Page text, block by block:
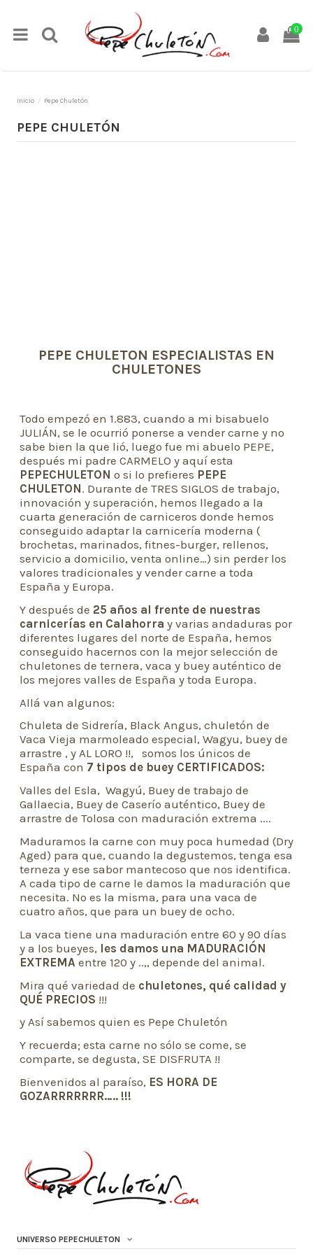
0
Inicio Pepe Chuletón
PEPE CHULETÓN
PEPE CHULETON ESPECIALISTAS EN
CHULETONES
Todo empezó en 1.883, cuando a mi bisabuelo
JULIÁN, se le ocurrió ponerse a vender carne y no
sabe bien la que lió, luego fue mi abuelo PEPE,
después mi padre CARMELO y aquí esta
PEPECHULETON o si lo prefieres PEPE
CHULETON. Durante de TRES SIGLOS de trabajo,
innovación y superación, hemos llegado a la
cuarta generación de carniceros donde hemos
conseguido adaptar la carnicería moderna (
brochetas, marinados, fitnes-burger, rellenos,
servicio a domicilio, venta online…) sin perder los
valores tradicionales y vender carne a toda
España y Europa.
Y después de 25 años al frente de nuestras
carnicerías en Calahorra y varias andaduras por
diferentes lugares del norte de España, hemos
conseguido hacernos con la mejor selección de
chuletones de ternera, vaca y buey auténtico de
los mejores valles de España y toda Europa.
Allá van algunos:
Chuleta de Sidrería, Black Angus, chuletón de
Vaca Vieja marmoleado especial, Wagyu, buey de
arrastre , y AL LORO !!, somos los únicos de
España con 7 tipos de buey CERTIFICADOS:
Valles del Esla, Wagyú, Buey de trabajo de
Gallaecia, Buey de Caserío auténtico, Buey de
arrastre de Tolosa con maduración extrema ....
Maduramos la carne con muy poca humedad (Dry
Aged) para que, cuando la degustemos, tenga esa
terneza y ese sabor mantecoso que nos identifica.
A cada tipo de carne le damos la maduración que
necesita. No es la misma, para una vaca de
cuatro años, que para un buey de ocho.
La vaca tiene una maduración entre 60 y 90 días
y a los bueyes, les damos una MADURACIÓN
EXTREMA entre 120 y ..,, depende del animal.
Mira qué variedad de chuletones, qué calidad y
QUÉ PRECIOS !!!
y Así sabemos quien es Pepe Chuletón
Y recuerda; esta carne no sólo se come, se
comparte, se degusta, SE DISFRUTA !!
Bienvenidos al paraíso, ES HORA DE
GOZARRRRRRR….. !!!
UNIVERSO PEPECHULETON